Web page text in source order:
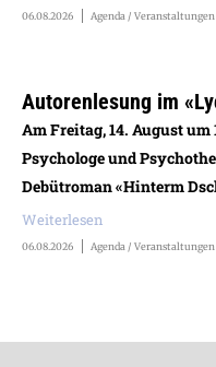
06.08.2026 Agenda / Veranstaltungen
Autorenlesung im
Am Freitag, 14. August
Psychologe und
Debütroman «Hinterm
Weiterlesen
06.08.2026 Agenda / Veranstaltungen